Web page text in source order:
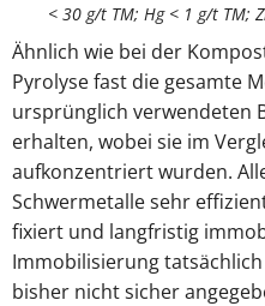
< 30 g/t TM; Hg < 1 g/t TM;
Ähnlich wie bei der
Pyrolyse fast die gesamte
ursprünglich verwendeten
erhalten, wobei sie im
aufkonzentriert wurden.
Schwermetalle sehr
fixiert und langfristig
Immobilisierung
bisher nicht sicher